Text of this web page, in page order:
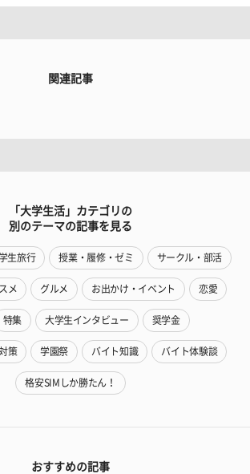
関連記事
「大学生活」カテゴリの
別のテーマの記事を見る
生旅行 授業・履修・ゼミ サークル・部活
メ グルメ お出かけ・イベント 恋愛
特集 大学生インタビュー 奨学金
策 学園祭 バイト知識 バイト体験談
格安SIMしか勝たん！
おすすめの記事